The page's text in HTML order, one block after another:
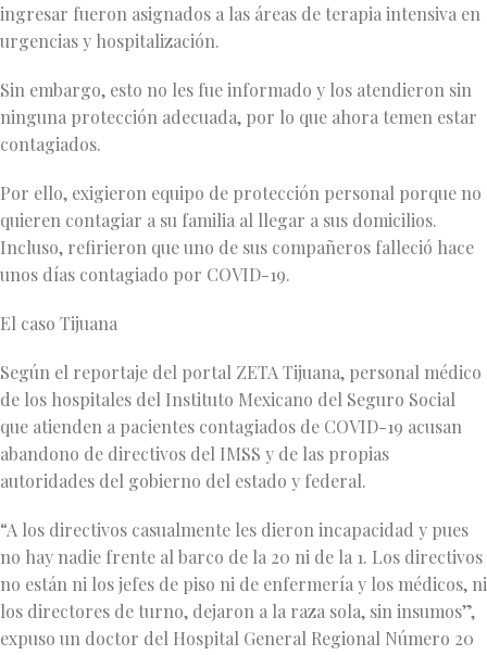
ingresar fueron asignados a las áreas de terapia intensiva en
urgencias y hospitalización.
Sin embargo, esto no les fue informado y los atendieron sin
ninguna protección adecuada, por lo que ahora temen estar
contagiados.
Por ello, exigieron equipo de protección personal porque no
quieren contagiar a su familia al llegar a sus domicilios.
Incluso, refirieron que uno de sus compañeros falleció hace
unos días contagiado por COVID-19.
El caso Tijuana
Según el reportaje del portal ZETA Tijuana, personal médico
de los hospitales del Instituto Mexicano del Seguro Social
que atienden a pacientes contagiados de COVID-19 acusan
abandono de directivos del IMSS y de las propias
autoridades del gobierno del estado y federal.
“A los directivos casualmente les dieron incapacidad y pues
no hay nadie frente al barco de la 20 ni de la 1. Los directivos
no están ni los jefes de piso ni de enfermería y los médicos, ni
los directores de turno, dejaron a la raza sola, sin insumos”,
expuso un doctor del Hospital General Regional Número 20